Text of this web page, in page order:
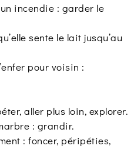
incendie : garder le
sente le lait jusqu’au
pour voisin :
aller plus loin, explorer.
: grandir.
: foncer, péripéties,